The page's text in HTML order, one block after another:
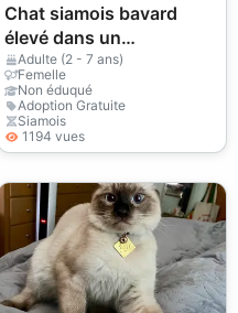
Chat siamois bavard
élevé dans un
appartement calme
Adulte (2 - 7 ans)
Femelle
Non éduqué
Adoption Gratuite
Siamois
1194 vues